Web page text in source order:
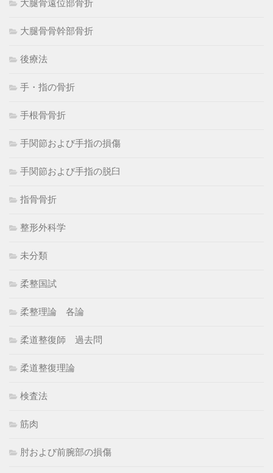
大腿骨遠位部骨折
大腿骨骨幹部骨折
後療法
手・指の骨折
手根骨骨折
手関節および手指の損傷
手関節および手指の脱臼
指骨骨折
整形外科学
未分類
柔整国試
柔整理論 各論
柔道整復師 過去問
柔道整復理論
検査法
筋肉
肘および前腕部の損傷